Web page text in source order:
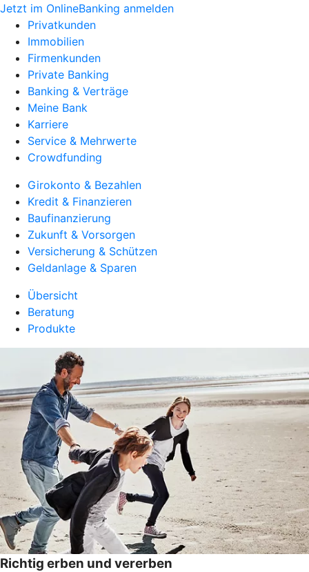
Jetzt im OnlineBanking anmelden
Privatkunden
Immobilien
Firmenkunden
Private Banking
Banking & Verträge
Meine Bank
Karriere
Service & Mehrwerte
Crowdfunding
Girokonto & Bezahlen
Kredit & Finanzieren
Baufinanzierung
Zukunft & Vorsorgen
Versicherung & Schützen
Geldanlage & Sparen
Übersicht
Beratung
Produkte
Richtig erben und vererben